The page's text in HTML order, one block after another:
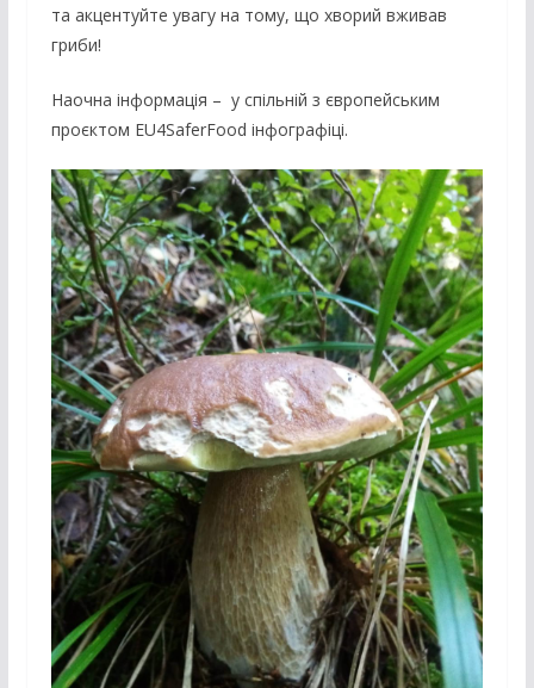
та акцентуйте увагу на тому, що хворий вживав
гриби!
Наочна інформація – у спільній з європейським
проєктом EU4SaferFood інфографіці.